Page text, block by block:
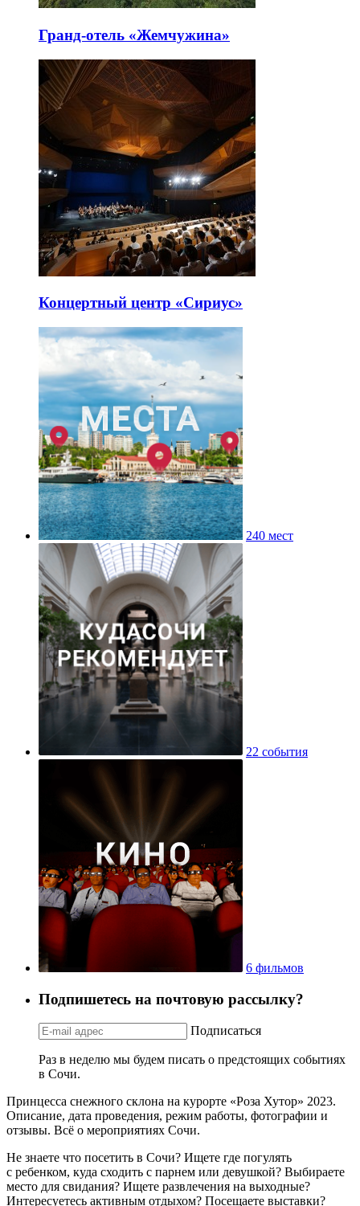
Гранд-отель «Жемчужина»
Концертный центр «Сириус»
240 мест
22 события
6 фильмов
Подпишетесь на почтовую рассылку?
Подписаться
Раз в неделю мы будем писать о предстоящих событиях
в Сочи.
Принцесса снежного склона на курорте «Роза Хутор» 2023.
Описание, дата проведения, режим работы, фотографии и
отзывы. Всё о мероприятиях Сочи.
Не знаете что посетить в Сочи? Ищете где погулять
с ребенком, куда сходить с парнем или девушкой? Выбираете
место для свидания? Ищете развлечения на выходные?
Интересуетесь активным отдыхом? Посещаете выставки?